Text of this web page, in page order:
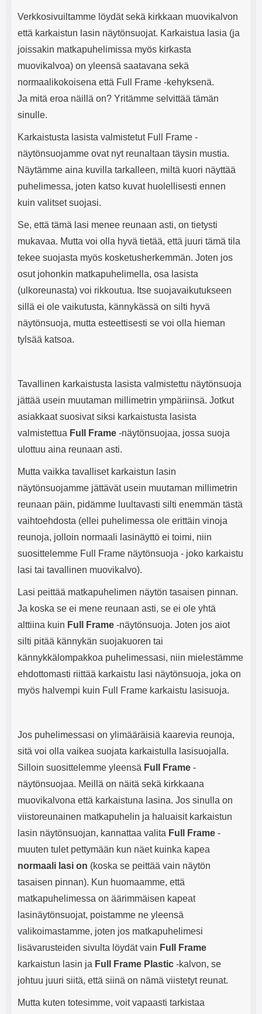
Verkkosivuiltamme löydät sekä kirkkaan muovikalvon
että karkaistun lasin näytönsuojat. Karkaistua lasia (ja
joissakin matkapuhelimissa myös kirkasta
muovikalvoa) on yleensä saatavana sekä
normaalikokoisena että Full Frame -kehyksenä.
Ja mitä eroa näillä on? Yritämme selvittää tämän
sinulle.
Karkaistusta lasista valmistetut Full Frame -
näytönsuojamme ovat nyt reunaltaan täysin mustia.
Näytämme aina kuvilla tarkalleen, miltä kuori näyttää
puhelimessa, joten katso kuvat huolellisesti ennen
kuin valitset suojasi.
Se, että tämä lasi menee reunaan asti, on tietysti
mukavaa. Mutta voi olla hyvä tietää, että juuri tämä tila
tekee suojasta myös kosketusherkemmän. Joten jos
osut johonkin matkapuhelimella, osa lasista
(ulkoreunasta) voi rikkoutua. Itse suojavaikutukseen
sillä ei ole vaikutusta, kännykässä on silti hyvä
näytönsuoja, mutta esteettisesti se voi olla hieman
tylsää katsoa.
Tavallinen karkaistusta lasista valmistettu näytönsuoja
jättää usein muutaman millimetrin ympäriinsä. Jotkut
asiakkaat suosivat siksi karkaistusta lasista
valmistettua Full Frame -näytönsuojaa, jossa suoja
ulottuu aina reunaan asti.
Mutta vaikka tavalliset karkaistun lasin
näytönsuojamme jättävät usein muutaman millimetrin
reunaan päin, pidämme luultavasti silti enemmän tästä
vaihtoehdosta (ellei puhelimessa ole erittäin vinoja
reunoja, jolloin normaali lasinäyttö ei toimi, niin
suosittelemme Full Frame näytönsuoja - joko karkaistu
lasi tai tavallinen muovikalvo).
Lasi peittää matkapuhelimen näytön tasaisen pinnan.
Ja koska se ei mene reunaan asti, se ei ole yhtä
alttiina kuin Full Frame -näytönsuoja. Joten jos aiot
silti pitää kännykän suojakuoren tai
kännykkälompakkoa puhelimessasi, niin mielestämme
ehdottomasti riittää karkaistu lasi näytönsuoja, joka on
myös halvempi kuin Full Frame karkaistu lasisuoja.
Jos puhelimessasi on ylimääräisiä kaarevia reunoja,
sitä voi olla vaikea suojata karkaistulla lasisuojalla.
Silloin suosittelemme yleensä Full Frame -
näytönsuojaa. Meillä on näitä sekä kirkkaana
muovikalvona että karkaistuna lasina. Jos sinulla on
viistoreunainen matkapuhelin ja haluaisit karkaistun
lasin näytönsuojan, kannattaa valita Full Frame -
muuten tulet pettymään kun näet kuinka kapea
normaali lasi on (koska se peittää vain näytön
tasaisen pinnan). Kun huomaamme, että
matkapuhelimessa on äärimmäisen kapeat
lasinäytönsuojat, poistamme ne yleensä
valikoimastamme, joten jos matkapuhelimesi
lisävarusteiden sivulta löydät vain Full Frame
karkaistun lasin ja Full Frame Plastic -kalvon, se
johtuu juuri siitä, että siinä on nämä viistetyt reunat.
Mutta kuten totesimme, voit vapaasti tarkistaa